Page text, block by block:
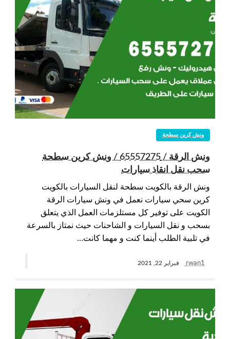
ونش كرين سطحة
ونش الرقة / 65557275 / ونش كرين سطحة
سحب نقل انقاذ سيارات
ونش الرقة بالكويت سطحة لنقل السيارات بالكويت
كرين سحي سيارات نعمل في ونش سيارات الرقة
الكويت على توفير كل مستلزمات العمل الذي يتعلق
بسحب و نقل السيارات و الشاحنات حيث نمتاز بالسرعة
في تلبية الطلب أينما كنت و مهما كانت…
rwan1 فبراير 22, 2021